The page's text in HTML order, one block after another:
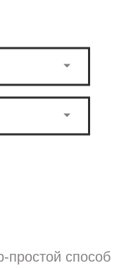
простой способ